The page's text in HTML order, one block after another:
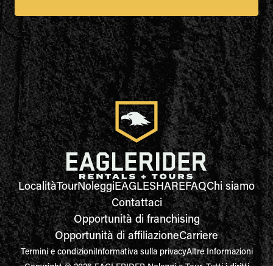
LocalitàTourNoleggiEAGLESHAREFAQChi siamo
Contattaci
Opportunità di franchising
Opportunità di affiliazioneCarriere
Termini e condizioniInformativa sulla privacyAltre Informazioni